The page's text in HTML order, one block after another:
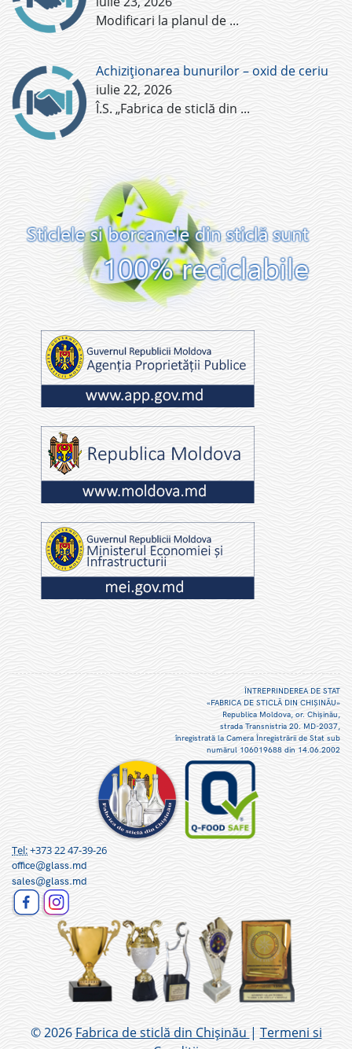
Modificari la planul de ...
Achiziționarea bunurilor – oxid de ceriu
iulie 22, 2026
Î.S. „Fabrica de sticlă din ...
ÎNTREPRINDEREA DE STAT
«FABRICA DE STICLĂ DIN CHIŞINĂU»
Republica Moldova, or. Chişinău,
strada Transnistria 20. MD-2037,
înregistrată la Camera Înregistrării de Stat sub
numărul 106019688 din 14.06.2002
Tel:+373 22 47-39-26
office@glass.md
sales@glass.md
© 2026 Fabrica de sticlă din Chișinău | Termeni si